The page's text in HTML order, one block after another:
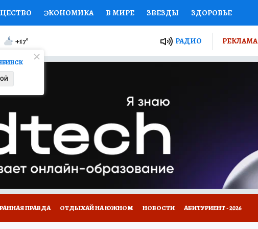
ЭКОНОМИКА В МИРЕ ЗВЕЗДЫ ЗДОРОВЬЕ
НАЦИОНАЛЬНЫЕ ПРОЕКТЫ РОССИИ
Я ЗНАЮ СЕМЬЯ ЖЕНСКИЕ СЕКРЕТЫ ПУТЕВОДИТЕЛЬ
КОНКУРСЫ ГИД ПОТРЕБИТЕЛЯ
+17° РАДИО РЕКЛАМА
ПРАВДА ОТДЫХАЙ НА ЮЖНОМ НОВОСТИ АБИТУРИЕНТ - 2026